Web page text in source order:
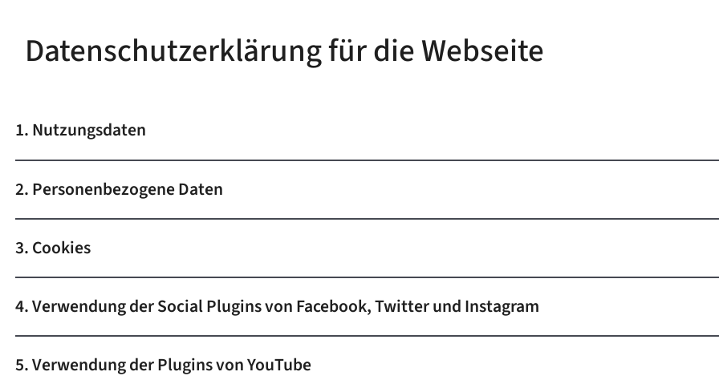
Datenschutzerklärung für die Webseite
1. Nutzungsdaten
2. Personenbezogene Daten
3. Cookies
4. Verwendung der Social Plugins von Facebook, Twitter und Instagram
5. Verwendung der Plugins von YouTube